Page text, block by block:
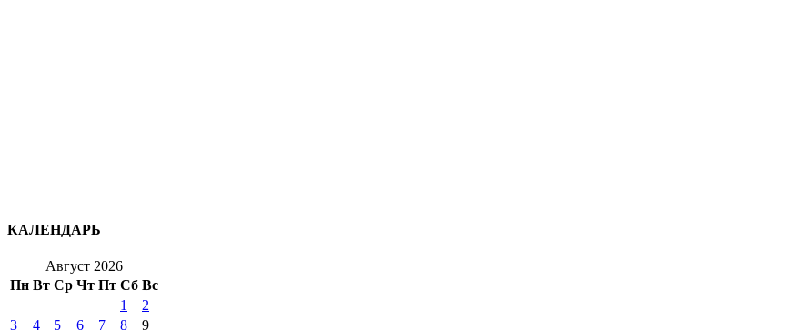
КАЛЕНДАРЬ
Август 2026
Пн Вт Ср Чт Пт Сб Вс
1
2
3
4 5 6 7 8 9